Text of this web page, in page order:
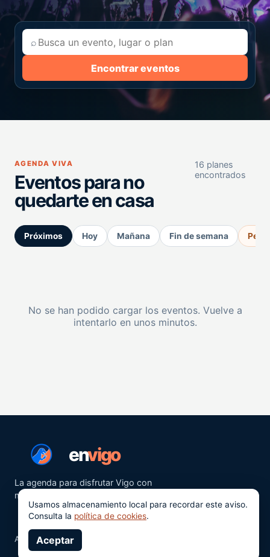
⌕
Encontrar eventos
AGENDA VIVA
Eventos para no
quedarte en casa
16 planes
encontrados
Próximos Hoy Mañana Fin de semana
No se han podido cargar los eventos. Vuelve a
intentarlo en unos minutos.
envigo
La agenda para disfrutar Vigo con
más ganas.
Aviso legalPrivacidad
Usamos almacenamiento local para recordar este aviso.
Consulta la política de cookies.
Aceptar